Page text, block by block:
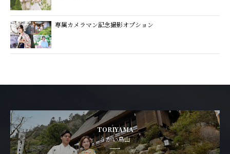
専属カメラマン記念撮影オプション
TORIYAMA
うかい鳥山